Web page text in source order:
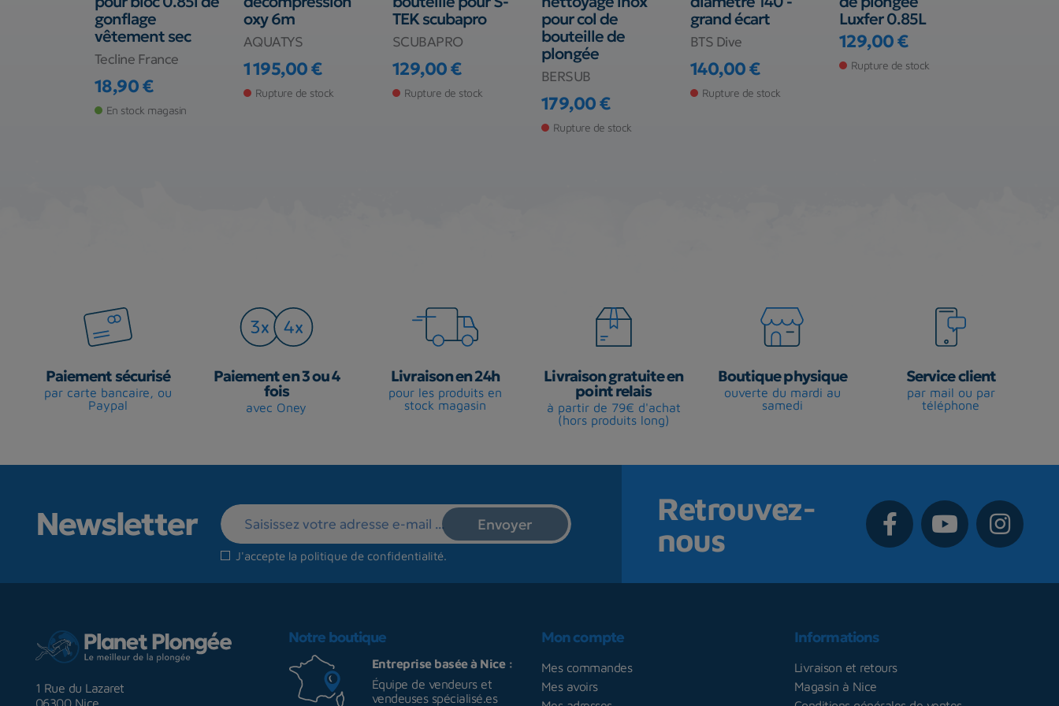
gonflage
vêtement sec
Tecline France
Prix
18,90 €
En stock magasin
oxy 6m
AQUATYS
Prix
1 195,00 €
Rupture de stock
TEK scubapro
SCUBAPRO
Prix
129,00 €
Rupture de stock
pour col de
bouteille de
plongée
BERSUB
Prix
179,00 €
Rupture de stock
grand écart
BTS Dive
Prix
140,00 €
Rupture de stock
Luxfer 0.85L
Prix
129,00 €
Rupture de stock
Paiement sécurisé
par carte bancaire, ou
Paypal
Paiement en 3 ou 4
fois
avec Oney
Livraison en 24h
pour les produits en
stock magasin
Livraison gratuite en
point relais
à partir de 79€ d'achat
(hors produits long)
Boutique physique
ouverte du mardi au
samedi
Service client
par mail ou par
téléphone
Newsletter
J'accepte la politique de confidentialité.
Retrouvez-
nous
1 Rue du Lazaret
06300 Nice
Notre boutique
Entreprise basée à Nice :
Équipe de vendeurs et
vendeuses spécialisé.es
Mon compte
Mes commandes
Mes avoirs
Informations
Livraison et retours
Magasin à Nice